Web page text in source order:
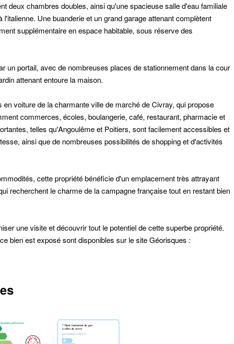
deux chambres doubles, ainsi qu'une spacieuse salle d'eau familiale
Une buanderie et un grand garage attenant complètent
supplémentaire en espace habitable, sous réserve des
un portail, avec de nombreuses places de stationnement dans la cour
attenant entoure la maison.
voiture de la charmante ville de marché de Civray, qui propose
commerces, écoles, boulangerie, café, restaurant, pharmacie et
telles qu'Angoulême et Poitiers, sont facilement accessibles et
ainsi que de nombreuses possibilités de shopping et d'activités
cette propriété bénéficie d'un emplacement très attrayant
recherchent le charme de la campagne française tout en restant bien
une visite et découvrir tout le potentiel de cette superbe propriété.
bien est exposé sont disponibles sur le site Géorisques :